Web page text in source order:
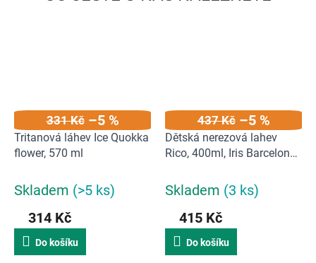
331 Kč –5 %
Tritanová láhev Ice Quokka
flower, 570 ml
Skladem (>5 ks)
314 Kč
Do košíku
437 Kč –5 %
Dětská nerezová lahev
Rico, 400ml, Iris Barcelona,
Skladem (3 ks)
415 Kč
Do košíku